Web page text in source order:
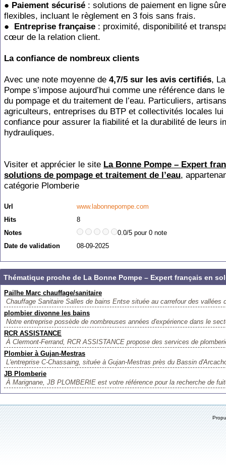
● Paiement sécurisé : solutions de paiement en ligne
flexibles, incluant le règlement en 3 fois sans frais.
●
Entreprise française : proximité, disponibilité et
cœur de la relation client.
La confiance de nombreux clients
Avec une note moyenne de 4,7/5 sur les avis certifiés,
Pompe s’impose aujourd’hui comme une référence dans le
du pompage et du traitement de l’eau. Particuliers,
agriculteurs, entreprises du BTP et collectivités locales lui
confiance pour assurer la fiabilité et la durabilité de leurs
hydrauliques.
Visiter et apprécier le site La Bonne Pompe – Expert
solutions de pompage et traitement de l’eau,
catégorie Plomberie
Url
www.labonnepompe.com
Hits
8
Notes
0.0/5 pour 0 note
Date de validation
08-09-2025
Thématique proche de La Bonne Pompe – Expert français en
Pailhe Marc chauffage/sanitaire
Chauffage Sanitaire Salles de bains Entse située au carrefour des vallées
plombier divonne les bains
Notre entreprise possède de nombreuses années d'expérience dans le
RCR ASSISTANCE
À Clermont-Ferrand, RCR ASSISTANCE propose des services de
Plombier à Gujan-Mestras
L'entreprise C-Chassaing, située à Gujan-Mestras près du Bassin
JB Plomberie
À Marignane, JB PLOMBERIE est votre référence pour la recherche de